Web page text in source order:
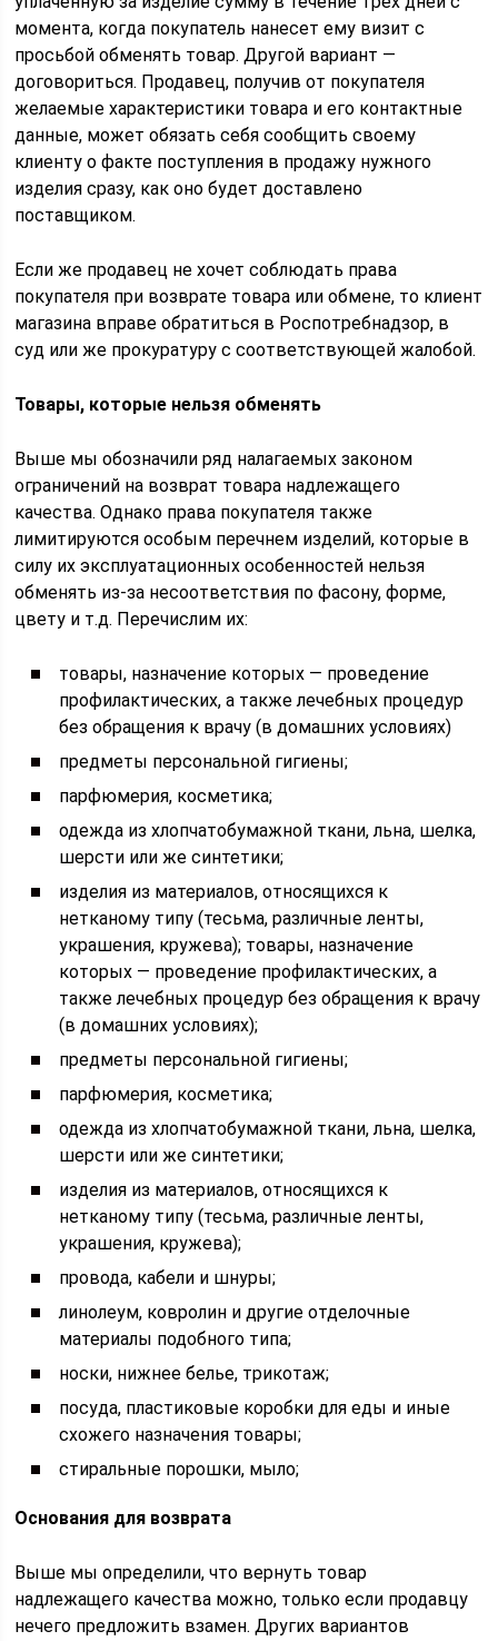
момента, когда покупатель нанесет ему визит с
просьбой обменять товар. Другой вариант —
договориться. Продавец, получив от покупателя
желаемые характеристики товара и его контактные
данные, может обязать себя сообщить своему
клиенту о факте поступления в продажу нужного
изделия сразу, как оно будет доставлено
поставщиком.
Если же продавец не хочет соблюдать права
покупателя при возврате товара или обмене, то клиент
магазина вправе обратиться в Роспотребнадзор, в
суд или же прокуратуру с соответствующей жалобой.
Товары, которые нельзя обменять
Выше мы обозначили ряд налагаемых законом
ограничений на возврат товара надлежащего
качества. Однако права покупателя также
лимитируются особым перечнем изделий, которые в
силу их эксплуатационных особенностей нельзя
обменять из-за несоответствия по фасону, форме,
цвету и т.д. Перечислим их:
товары, назначение которых — проведение
профилактических, а также лечебных процедур
без обращения к врачу (в домашних условиях)
предметы персональной гигиены;
парфюмерия, косметика;
одежда из хлопчатобумажной ткани, льна, шелка,
шерсти или же синтетики;
изделия из материалов, относящихся к
нетканому типу (тесьма, различные ленты,
украшения, кружева); товары, назначение
которых — проведение профилактических, а
также лечебных процедур без обращения к врачу
(в домашних условиях);
предметы персональной гигиены;
парфюмерия, косметика;
одежда из хлопчатобумажной ткани, льна, шелка,
шерсти или же синтетики;
изделия из материалов, относящихся к
нетканому типу (тесьма, различные ленты,
украшения, кружева);
провода, кабели и шнуры;
линолеум, ковролин и другие отделочные
материалы подобного типа;
носки, нижнее белье, трикотаж;
посуда, пластиковые коробки для еды и иные
схожего назначения товары;
стиральные порошки, мыло;
Основания для возврата
Выше мы определили, что вернуть товар
надлежащего качества можно, только если продавцу
нечего предложить взамен. Других вариантов